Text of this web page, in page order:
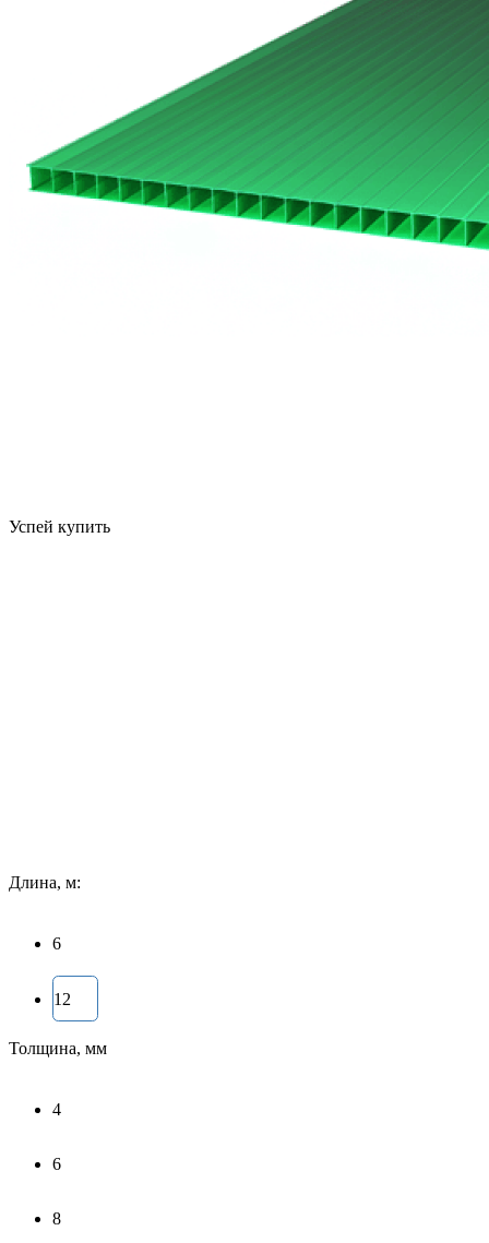
Успей купить
Длина, м:
6
12
Толщина, мм
4
6
8